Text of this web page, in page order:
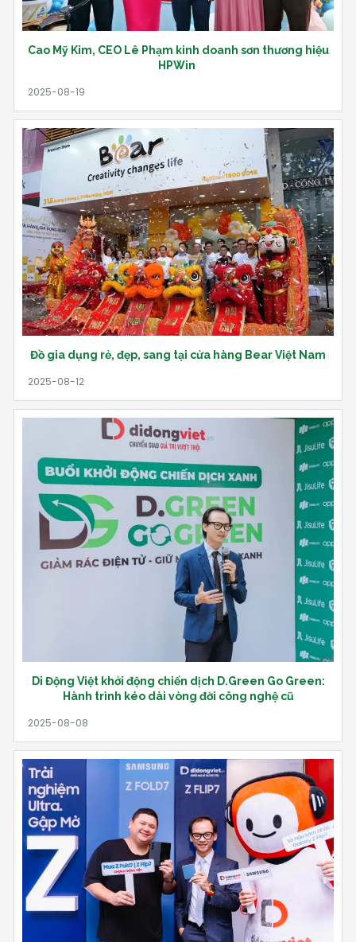
Cao Mỹ Kim, CEO Lê Phạm kinh doanh sơn thương hiệu
HPWin
Đồ gia dụng rẻ, đẹp, sang tại cửa hàng Bear Việt Nam
Di Động Việt khởi động chiến dịch D.Green Go Green:
Hành trình kéo dài vòng đời công nghệ cũ